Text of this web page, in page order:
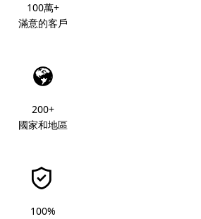
100萬+
滿意的客戶
200+
國家和地區
100%